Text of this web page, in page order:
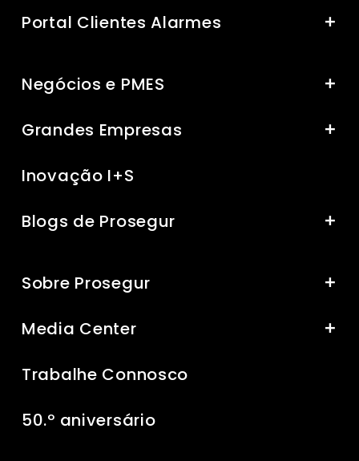
Portal Clientes Alarmes
Negócios e PMES
Grandes Empresas
Inovação I+S
Blogs de Prosegur
Sobre Prosegur
Media Center
Trabalhe Connosco
50.º aniversário